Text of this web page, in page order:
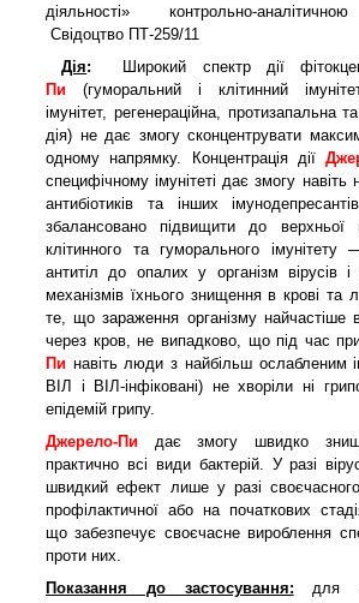
діяльності» контрольно-
Свідоцтво ПТ-259/11
Дія: Широкий спектр дії
Пи (гуморальний і клітинний
імунітет, регенераційна, протизапальна
дія) не дає змогу сконцентрувати
одному напрямку. Концентрація дії
специфічному імунітеті дає змогу навіть
антибіотиків та інших
збалансовано підвищити до верхньої
клітинного та гуморального
антитіл до опалих у організм вірусів
механізмів їхнього знищення в крові та
те, що зараження організму найчастіше
через кров, не випадково, що під час
Пи навіть люди з найбільш ослабленим
ВІЛ і ВІЛ-інфіковані) не хворіли ні
епідемій грипу.
Джерело-Пи
дає змогу швидко
практично всі види бактерій. У разі
швидкий ефект лише у разі
профілактичної або на початкових
що забезпечує своєчасне вироблення
проти них.
Показання до застосування: для